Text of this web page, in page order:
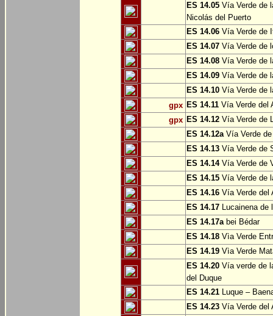
ES 14.05 Vía Verde de
Nicolás del Puerto
ES 14.06 Vía Verde de
ES 14.07 Vía Verde de
ES 14.08 Vía Verde de
ES 14.09 Vía Verde de
ES 14.10 Vía Verde de
gpx ES 14.11 Vía Verde del
gpx ES 14.12 Vía Verde de
ES 14.12aVía Verde de
ES 14.13 Vía Verde de
ES 14.14Vía Verde de
ES 14.15 Vía Verde de
ES 14.16 Vía Verde del
ES 14.17 Lucainena de
ES 14.17abei Bédar
ES 14.18 Vìa Verde
ES 14.19 Vìa Verde
ES 14.20 Vía verde de
del Duque
ES 14.21 Luque –
ES 14.23 Vía Verde del